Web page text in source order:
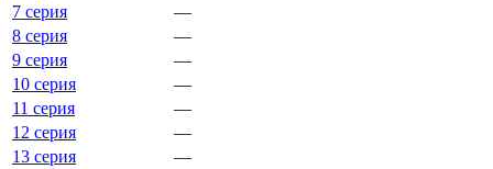
7 серия
—
8 серия
—
9 серия
—
10 серия
—
11 серия
—
12 серия
—
13 серия
—